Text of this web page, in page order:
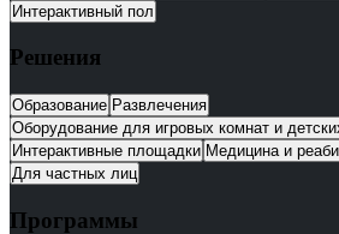
Интерактивный пол
Решения
Образование Развлечения
Оборудование для игровых комнат и
Интерактивные площадки Медицина и
Для частных лиц
Программы